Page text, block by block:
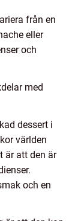
från en
eller
och
med
dessert i
världen
är att den är
och en